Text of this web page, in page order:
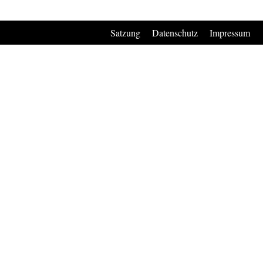
Satzung Datenschutz Impressum